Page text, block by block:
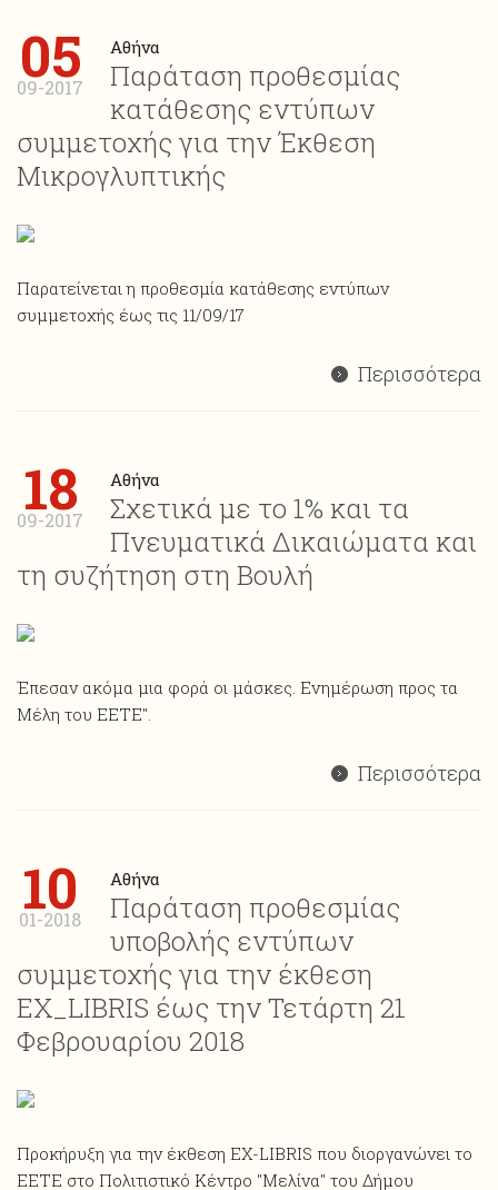
05
09-2017
Αθήνα
Παράταση προθεσμίας
κατάθεσης εντύπων
συμμετοχής για την Έκθεση
Μικρογλυπτικής
Παρατείνεται η προθεσμία κατάθεσης εντύπων
συμμετοχής έως τις 11/09/17
Περισσότερα
18
09-2017
Αθήνα
Σχετικά με το 1% και τα
Πνευματικά Δικαιώματα και
τη συζήτηση στη Βουλή
Έπεσαν ακόμα μια φορά οι μάσκες. Ενημέρωση προς τα
Μέλη του ΕΕΤΕ".
Περισσότερα
10
01-2018
Αθήνα
Παράταση προθεσμίας
υποβολής εντύπων
συμμετοχής για την έκθεση
ΕΧ_LIBRIS έως την Τετάρτη 21
Φεβρουαρίου 2018
Προκήρυξη για την έκθεση ΕΧ-LIBRIS που διοργανώνει το
ΕΕΤΕ στο Πολιτιστικό Κέντρο "Μελίνα" του Δήμου